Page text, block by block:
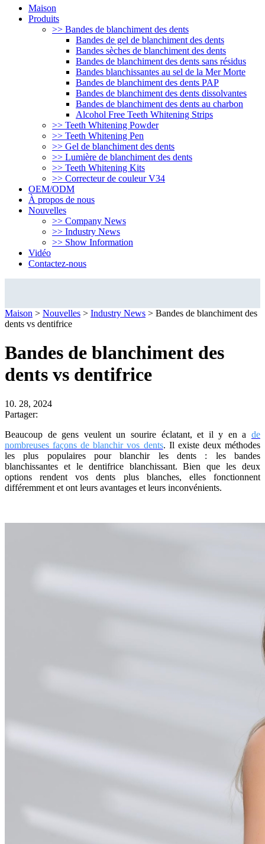
Maison
Produits
>> Bandes de blanchiment des dents
Bandes de gel de blanchiment des dents
Bandes sèches de blanchiment des dents
Bandes de blanchiment des dents sans résidus
Bandes blanchissantes au sel de la Mer Morte
Bandes de blanchiment des dents PAP
Bandes de blanchiment des dents dissolvantes
Bandes de blanchiment des dents au charbon
Alcohol Free Teeth Whitening Strips
>> Teeth Whitening Powder
>> Teeth Whitening Pen
>> Gel de blanchiment des dents
>> Lumière de blanchiment des dents
>> Teeth Whitening Kits
>> Correcteur de couleur V34
OEM/ODM
À propos de nous
Nouvelles
>> Company News
>> Industry News
>> Show Information
Vidéo
Contactez-nous
Maison > Nouvelles > Industry News > Bandes de blanchiment des
dents vs dentifrice
Bandes de blanchiment des
dents vs dentifrice
10. 28, 2024
Partager:
Beaucoup de gens veulent un sourire éclatant, et il y en a de
nombreuses façons de blanchir vos dents. Il existe deux méthodes
les plus populaires pour blanchir les dents : les bandes
blanchissantes et le dentifrice blanchissant. Bien que les deux
options rendent vos dents plus blanches, elles fonctionnent
différemment et ont leurs avantages et leurs inconvénients.